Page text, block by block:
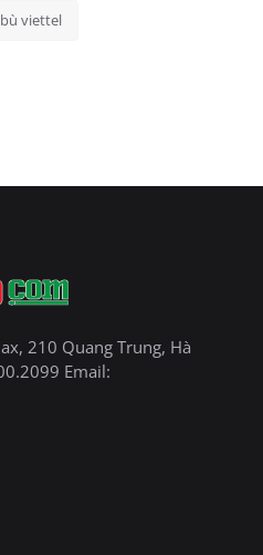
viettel
210 Quang Trung, Hà
Email: